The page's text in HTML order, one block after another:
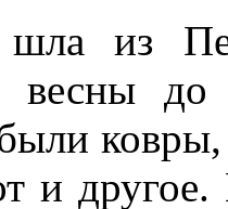
шла из
весны
и